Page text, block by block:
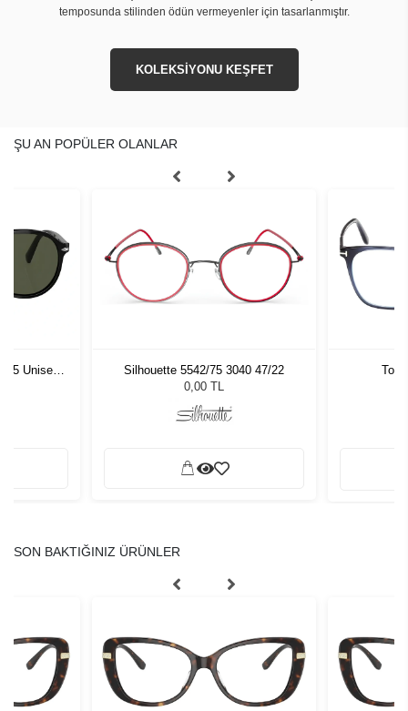
temposunda stilinden ödün vermeyenler için tasarlanmıştır.
KOLEKSİYONU KEŞFET
ŞU AN POPÜLER OLANLAR
55 Unisex
Silhouette 5542/75 3040 47/22
0,00 TL
Tom
SON BAKTIĞINIZ ÜRÜNLER